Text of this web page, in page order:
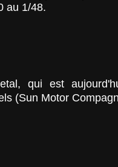
au 1/48.
qui est
(Sun Motor